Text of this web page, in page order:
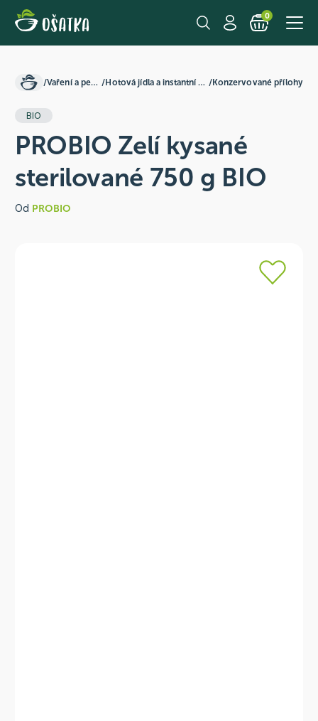
0
/ Vaření a pečení / Hotová jídla a instantní směsi /Konzervované přílohy
BIO
PROBIO Zelí kysané
sterilované 750 g BIO
Od PROBIO